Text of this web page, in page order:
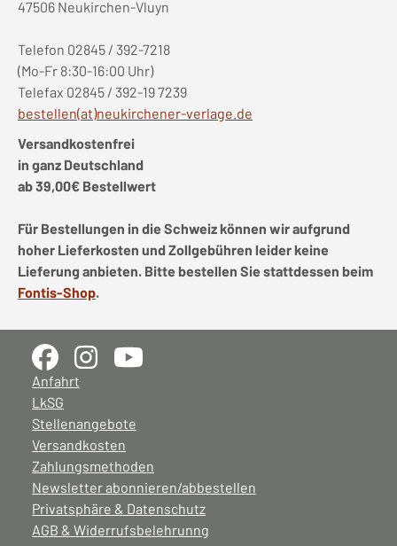
47506 Neukirchen-Vluyn
Telefon 02845 / 392-7218
(Mo-Fr 8:30-16:00 Uhr)
Telefax 02845 / 392-19 7239
bestellen(at)neukirchener-verlage.de
Versandkostenfrei
in ganz Deutschland
ab 39,00€ Bestellwert
Für Bestellungen in die Schweiz können wir aufgrund
hoher Lieferkosten und Zollgebühren leider keine
Lieferung anbieten. Bitte bestellen Sie stattdessen beim
Fontis-Shop.
Anfahrt
LkSG
Stellenangebote
Versandkosten
Zahlungsmethoden
Newsletter abonnieren/abbestellen
Privatsphäre & Datenschutz
AGB & Widerrufsbelehrunng